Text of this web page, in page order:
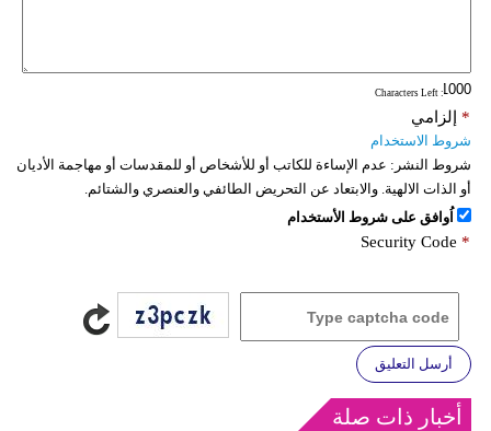
: Characters Left
إلزامي *
شروط الاستخدام
شروط النشر: عدم الإساءة للكاتب أو للأشخاص أو للمقدسات أو مهاجمة الأديان
أو الذات الالهية. والابتعاد عن التحريض الطائفي والعنصري والشتائم.
اُوافق على شروط الأستخدام
Security Code *
أرسل التعليق
أخبار ذات صلة